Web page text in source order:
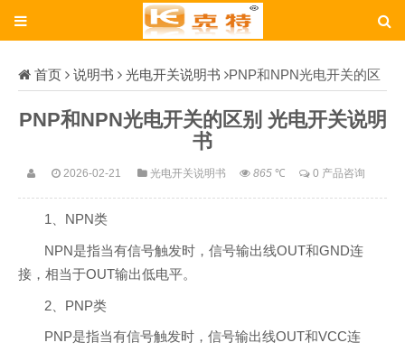
首页 说明书 光电开关说明书 PNP和NPN光电开关的区
PNP和NPN光电开关的区别 光电开关说明
书
2026-02-21 光电开关说明书 865℃ 0 产品咨询
1 NPN类
NPN是指当有信号触发时，信号输出线OUT和GND连
接，相当于OUT输出低电平。
2 PNP类
PNP是指当有信号触发时，信号输出线OUT和VCC连